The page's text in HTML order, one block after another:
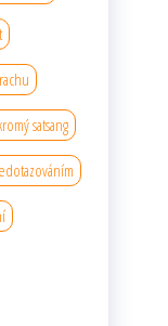
satsang